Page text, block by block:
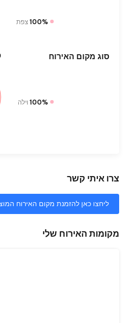
100%צפת
סוג מקום האירוח
100%וילה
צרו איתי קשר
ליחצו כאן להזמנת מקום האירוח
מקומות האירוח שלי